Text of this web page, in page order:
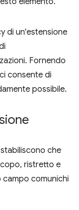
di un'estensione
Fornendo
consente di
possibile.
stabiliscono che
ristretto e
comunichi